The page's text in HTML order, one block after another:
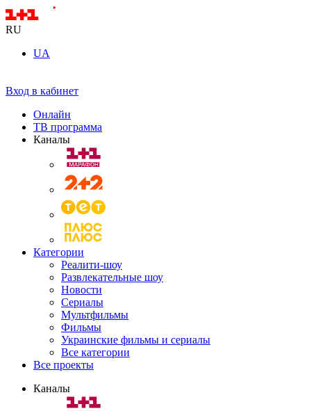
RU
UA
Вход в кабинет
Онлайн
ТВ программа
Каналы
Категории
Реалити-шоу
Развлекательные шоу
Новости
Сериалы
Мультфильмы
Фильмы
Украинские фильмы и сериалы
Все категории
Все проекты
Каналы